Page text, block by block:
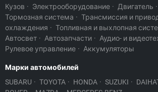
Кузов · Электрооборудование · Двигатель ·
Тормозная система · Трансмиссия и
охлаждения · Топливная и выхлопная
Автосвет · Автозапчасти · Аудио- и
Рулевое управление · Аккумуляторы
Марки автомобилей
SUBARU · TOYOTA · HONDA · SUZUKI ·